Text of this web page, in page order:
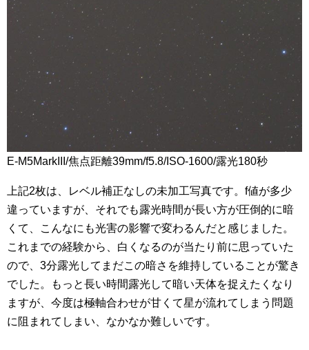
E-M5MarkIII/焦点距離39mm/f5.8/ISO-1600/露光180秒
上記2枚は、レベル補正なしの未加工写真です。f値が多少
違っていますが、それでも露光時間が長い方が圧倒的に暗
くて、こんなにも光害の影響で変わるんだと感じました。
これまでの経験から、白くなるのが当たり前に思っていた
ので、3分露光してまだこの暗さを維持していることが驚き
でした。もっと長い時間露光して暗い天体を捉えたくなり
ますが、今度は極軸合わせが甘くて星が流れてしまう問題
に阻まれてしまい、なかなか難しいです。